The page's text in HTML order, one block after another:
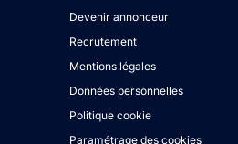
Devenir annonceur
Recrutement
Mentions légales
Données personnelles
Politique cookie
Paramétrage des cookies